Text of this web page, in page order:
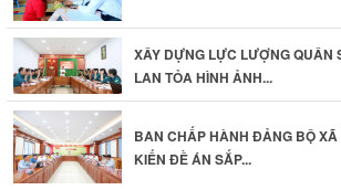
XÂY DỰNG LỰC LƯỢNG QUÂN
LAN TỎA HÌNH ẢNH...
BAN CHẤP HÀNH ĐẢNG BỘ XÃ
KIẾN ĐỀ ÁN SẮP...